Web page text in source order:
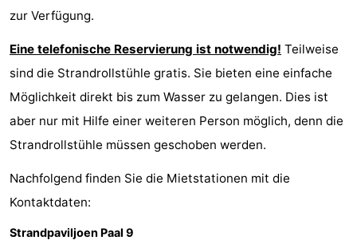
-
Schwimmbader
-
Radfahren
Wandern
-
Surfen
-
Wattwandern
-
zur Verfügung.
Eine telefonische Reservierung ist notwendig! Teilweise
sind die Strandrollstühle gratis. Sie bieten eine einfache
Möglichkeit direkt bis zum Wasser zu gelangen. Dies ist
aber nur mit Hilfe einer weiteren Person möglich, denn die
Strandrollstühle müssen geschoben werden.
Nachfolgend finden Sie die Mietstationen mit die
Kontaktdaten:
Strandpaviljoen Paal 9